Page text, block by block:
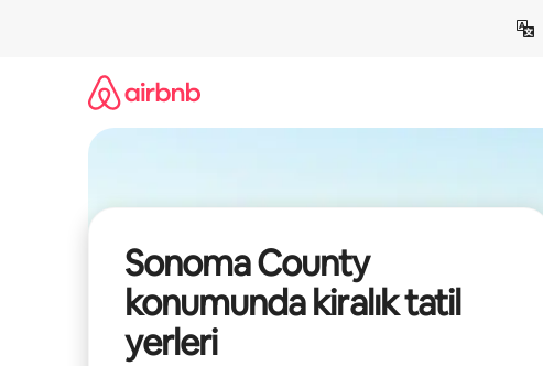
Sonoma County
konumunda kiralık tatil
yerleri